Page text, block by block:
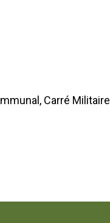
Carré Militaire